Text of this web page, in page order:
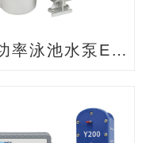
大功率泳池水泵EPS系列